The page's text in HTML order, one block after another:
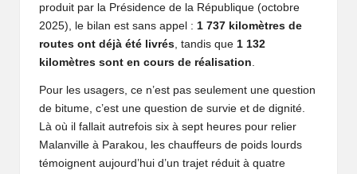
produit par la Présidence de la République (octobre
2025), le bilan est sans appel : 1 737 kilomètres de
routes ont déjà été livrés , tandis que 1 132
kilomètres sont en cours de réalisation
Pour les usagers, ce n’est pas seulement une question
de bitume, c’est une question de survie et de dignité.
Là où il fallait autrefois six à sept heures pour relier
Malanville à Parakou, les chauffeurs de poids lourds
témoignent aujourd’hui d’un trajet réduit à quatre